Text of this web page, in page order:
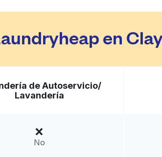
en
de Autoservicio/
Lavandería
No